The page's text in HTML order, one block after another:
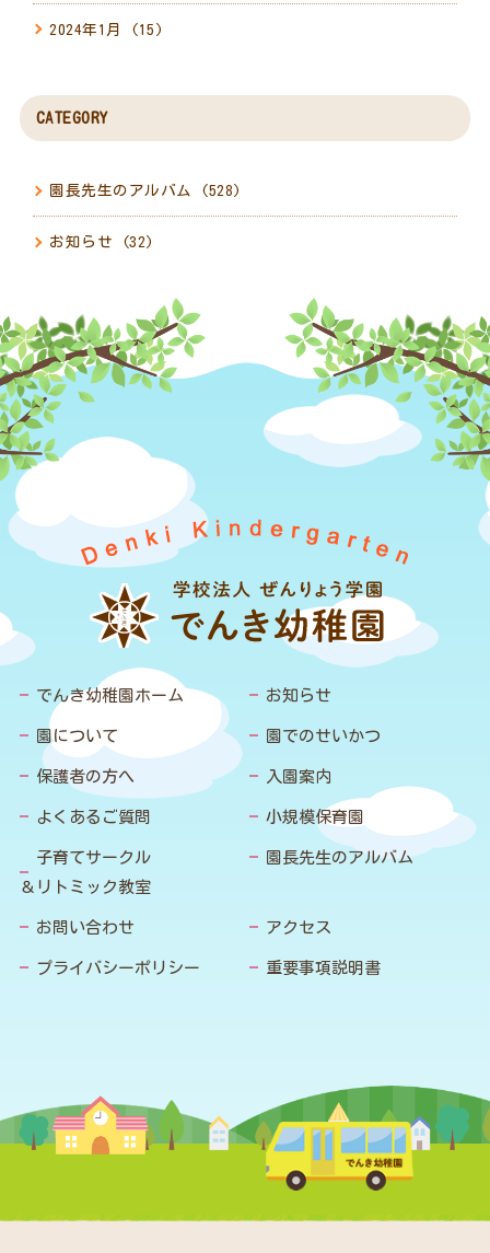
2024年1月 (15)
CATEGORY
園長先生のアルバム (528)
お知らせ (32)
でんき幼稚園ホーム お知らせ
園について 園でのせいかつ
保護者の方へ 入園案内
よくあるご質問 小規模保育園
子育てサークル
＆リトミック教室
園長先生のアルバム
お問い合わせ アクセス
プライバシーポリシー 重要事項説明書